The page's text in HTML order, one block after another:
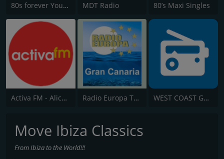
80s forever Young MDT Radio 80’s Maxi Singles
Activa FM - Alicante Radio Europa Tenerife WEST COAST Golden Radio
Move Ibiza Classics
From Ibiza to the World!!!